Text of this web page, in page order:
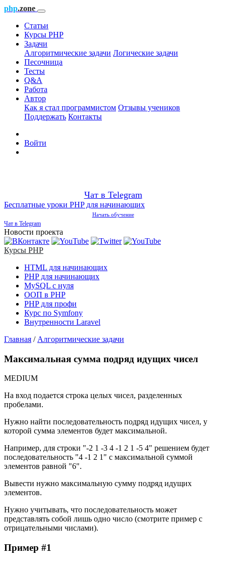
php.zone
Статьи
Курсы PHP
Задачи
Алгоритмические задачи Логические задачи
Песочница
Тесты
Q&A
Работа
Автор
Как я стал программистом Отзывы учеников
Поддержать Контакты
Войти
Чат в Telegram
Бесплатные уроки PHP для начинающих
Начать обучение
Чат в Telegram
Новости проекта
Курсы PHP
HTML для начинающих
PHP для начинающих
MySQL с нуля
ООП в PHP
PHP для профи
Курс по Symfony
Внутренности Laravel
Главная / Алгоритмические задачи
Максимальная сумма подряд идущих чисел
MEDIUM
На вход подается строка целых чисел, разделенных
пробелами.
Нужно найти последовательность подряд идущих чисел, у
которой сумма элементов будет максимальной.
Например, для строки "-2 1 -3 4 -1 2 1 -5 4" решением будет
последовательность "4 -1 2 1" с максимальной суммой
элементов равной "6".
Вывести нужно максимальную сумму подряд идущих
элементов.
Нужно учитывать, что последовательность может
представлять собой лишь одно число (смотрите пример с
отрицательными числами).
Пример #1